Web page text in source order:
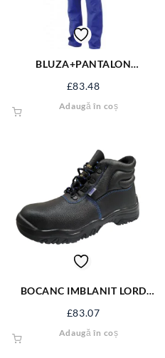
BLUZA+PANTALON
74222
£83.48
Adaugă în coș
BOCANC IMBLANIT LORD
£83.07
Adaugă în coș